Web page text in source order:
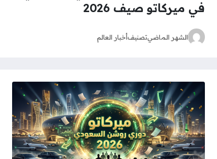
في ميركاتو صيف 2026
الشهر الماضيتصنيفأخبار العالم